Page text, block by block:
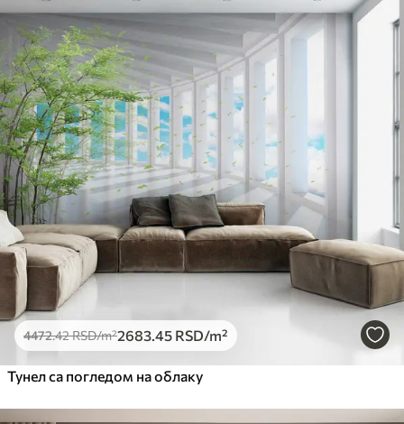
4472.42RSD/m²2683 .45 RSD/m²
Тунел са погледом на облаку